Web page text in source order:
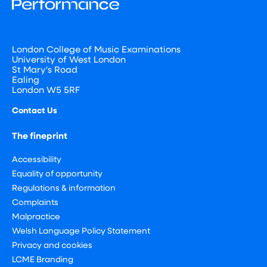
London College of Music Examinations
University of West London
St Mary's Road
Ealing
London W5 5RF
Contact Us
The fineprint
Accessibility
Equality of opportunity
Regulations & information
Complaints
Malpractice
Welsh Language Policy Statement
Privacy and cookies
LCME Branding